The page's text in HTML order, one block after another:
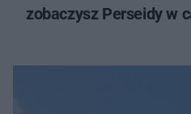
zobaczysz Perseidy w